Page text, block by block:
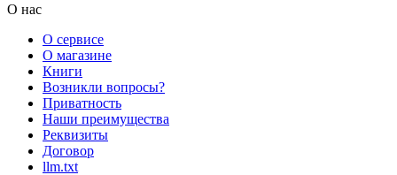
О нас
О сервисе
О магазине
Книги
Возникли вопросы?
Приватность
Наши преимущества
Реквизиты
Договор
llm.txt